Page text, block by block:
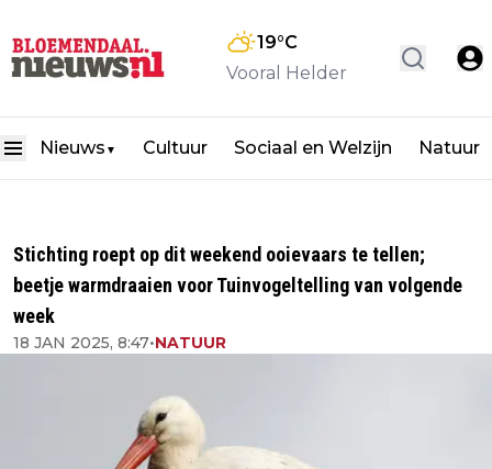
19°C
Vooral Helder
Nieuws ▼ Cultuur Sociaal en Welzijn Natuur
Stichting roept op dit weekend ooievaars te tellen;
beetje warmdraaien voor Tuinvogeltelling van volgende
week
18 JAN 2025, 8:47•NATUUR